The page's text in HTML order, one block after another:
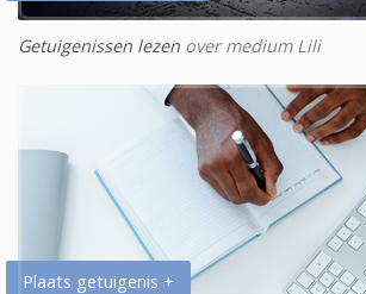
Getuigenissen lezen over medium Lili
Plaats getuigenis +